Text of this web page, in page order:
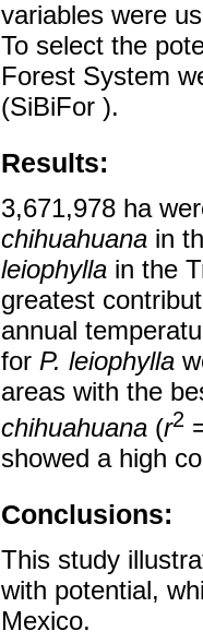
variables were
To select the
Forest System
(SiBiFor ).
Results:
3,671,978 ha
chihuahuana in
leiophylla in the
greatest
annual
for P. leiophylla
areas with the
chihuahuana (r2
showed a high
Conclusions:
This study
with potential,
Mexico.